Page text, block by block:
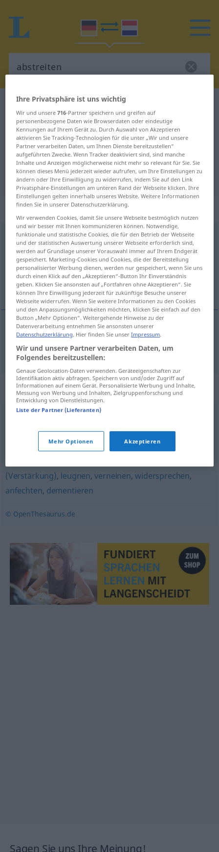
Deutsch-Niederländisch Wörterbuch
Deutsch-Niederländisch
Übersetzung für "abstreiten"
"abstreiten" Niederländisch
Übersetzung
„abstreiten“
abstreiten
Übersicht aller Übersetzungen
(Für mehr Details die Übersetzung anklicken/antippen)
loochenen, ontkennen, betwisten
loochenen,ontkennen,betwisten abstreiten
Synonyme für "abstreiten"
verweigern,(sich) distanzieren (von) (geh.)
(Verstärkung), leugnen,verneinen,widersprechen,
anfechten, dementieren
© OpenThesaurus.de
Sagen Sie uns Ihre Meinung!
Ihre Privatsphäre ist uns wichtig
Wir und unsere716-Partner speichern und greifen auf
personenbezogene Daten wie Browserdaten oder eindeutige
Kennungen auf Ihrem Gerät zu. Durch Auswahl von Akzeptieren
aktivieren Sie Tracking-Technologien für die unter „Wir und unsere
Partner verarbeiten Daten, um Ihnen Dienste bereitzustellen“
aufgeführten Zwecke. Wenn Tracker deaktiviert sind, sind manche
Inhalte und Anzeigen möglicherweise nicht mehr so relevant für Sie. Sie
können dieses Menü jederzeit wieder aufrufen, um Ihre Einstellungen zu
ändern oder Ihre Einwilligung zu widerrufen, indem Sie auf den Link
Privatsphäre-Einstellungen am unteren Rand der Webseite klicken. Ihre
Einstellungen gelten innerhalb unseres Website. Weitere Informationen
finden Sie in unserer Datenschutzerklärung.
Wir verwenden Cookies, damit Sie unsere Webseite bestmöglich nutzen
und wir besser mit Ihnen kommunizieren können. Notwendige,
funktionale und statistische Cookies, die für den Betrieb der Webseite
und der statistischen Auswertung unserer Webseite erforderlich sind,
werden auf Grundlage unserer Vorauswahl immer auf Ihrem Endgerät
gespeichert. Marketing-Cookies und Cookies, die der Bereitstellung
personalisierter Werbung dienen, werden nur gespeichert, wenn Sie uns
durch einen Klick auf den „Akzeptieren“-Button Ihr Einverständnis
geben. Klicken Sie ansonsten auf „Fortfahren ohne Akzeptieren“. Sie
können Ihre Einwilligung jederzeit für zukünftige Besuche unserer
Webseite widerrufen. Wenn Sie weitere Informationen zu den Cookies
und den Anpassungsmöglichkeiten möchten, klicken Sie einfach auf den
Button „Mehr Optionen“. Weitergehende Hinweise zu der
Datenverarbeitung entnehmen Sie ansonsten unserer
Datenschutzerklärung. Hier finden Sie unserImpressum.
Wir und unsere Partner verarbeiten Daten, um
Folgendes bereitzustellen:
Genaue Geolocation-Daten verwenden. Geräteeigenschaften zur
Identifikation aktiv abfragen. Speichern von und/oder Zugriff auf
Informationen auf einem Gerät. Personalisierte Werbung und Inhalte,
Messung von Werbung und Inhalten, Zielgruppenforschung und
Entwicklung von Dienstleistungen.
Liste der Partner (Lieferanten)
Mehr Optionen Akzeptieren